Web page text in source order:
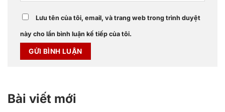
Lưu tên của tôi, email, và trang web trong trình duyệt
này cho lần bình luận kế tiếp của tôi.
Bài viết mới